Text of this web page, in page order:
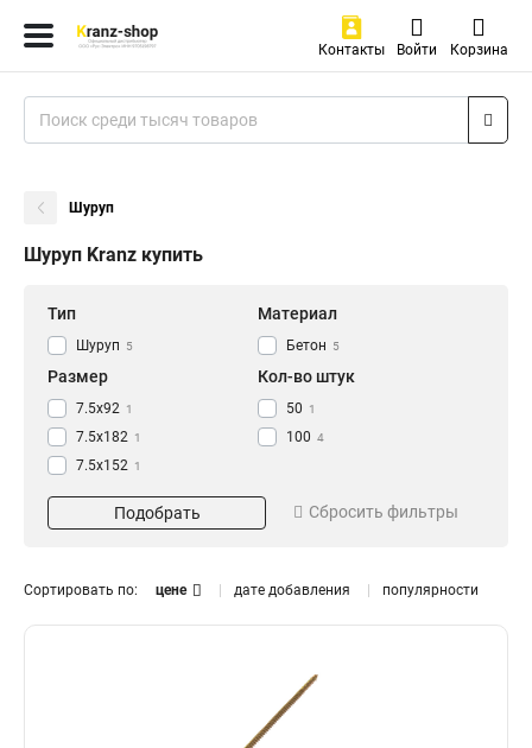
Контакты Войти Корзина
Шуруп
Шуруп Kranz купить
Тип
Шуруп 5
Материал
Бетон 5
Размер
7.5х92 1
7.5х182 1
7.5х152 1
7.5х132 1
7.5х112 1
Кол-во штук
50 1
100 4
Короб 5
Подобрать Сбросить фильтры
Сортировать по: цене дате добавления популярности